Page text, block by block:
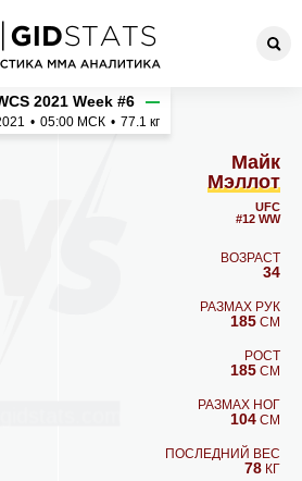
- Майк
2021 Week #6
• 05:00 МСК • 77.1 кг
Майк
Мэллот
UFC
#12 WW
ВОЗРАСТ
34
РАЗМАХ РУК
185 СМ
РОСТ
185 СМ
РАЗМАХ НОГ
104 СМ
ПОСЛЕДНИЙ ВЕС
78 КГ